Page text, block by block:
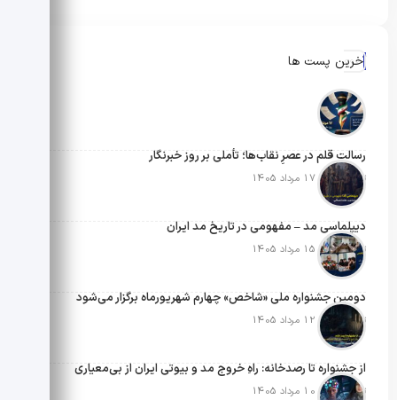
آخرین پست ها
رسالتِ قلم در عصرِ نقاب‌ها؛ تأملی بر روز خبرنگار
تاریخ انتشار: 17 مرداد 1405
دیپلماسی مد – مفهومی در تاریخ مد ایران
تاریخ انتشار: 15 مرداد 1405
دومین جشنواره ملی «شاخص» چهارم شهریورماه برگزار می‌شود
تاریخ انتشار: 12 مرداد 1405
از جشنواره تا رصدخانه: راهِ خروج مد و بیوتی ایران از بی‌معیاری
تاریخ انتشار: 10 مرداد 1405